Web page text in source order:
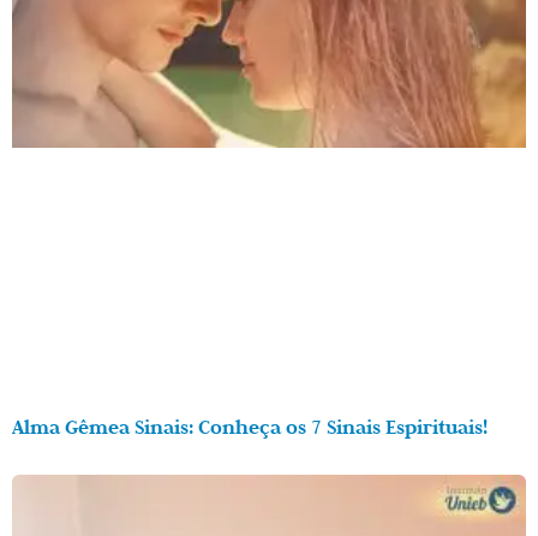
Alma Gêmea Sinais: Conheça os 7 Sinais Espirituais!